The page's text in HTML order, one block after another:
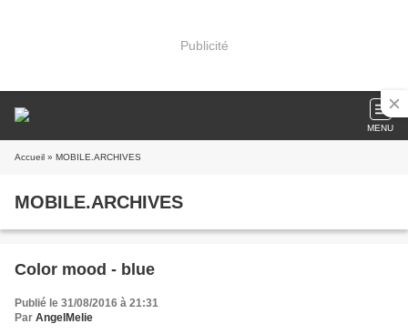
Publicité
MENU
Accueil » MOBILE.ARCHIVES
MOBILE.ARCHIVES
Color mood - blue
Publié le 31/08/2016 à 21:31
Par AngelMelie